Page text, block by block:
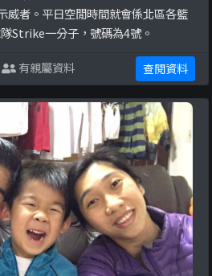
威者。平日空閒時間就會係北區各籃
Strike一分子，號碼為4號。
有親屬資料 查閱資料